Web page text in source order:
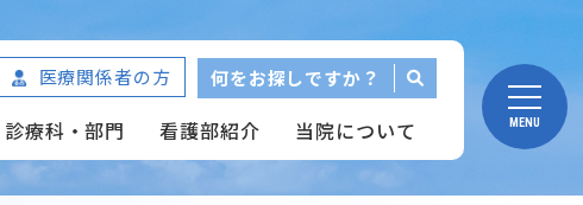
医療関係者の方 何をお探しですか？
診療科・部門 看護部紹介 当院について